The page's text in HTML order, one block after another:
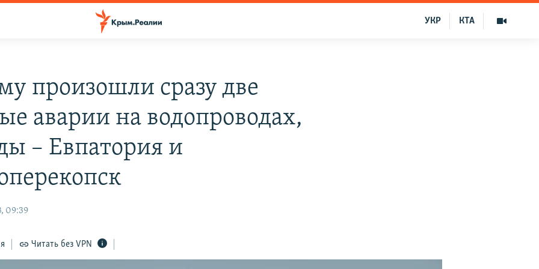
КТА
УКР
произошли сразу две
аварии на водопроводах,
– Евпатория и
09:39
Читать без VPN